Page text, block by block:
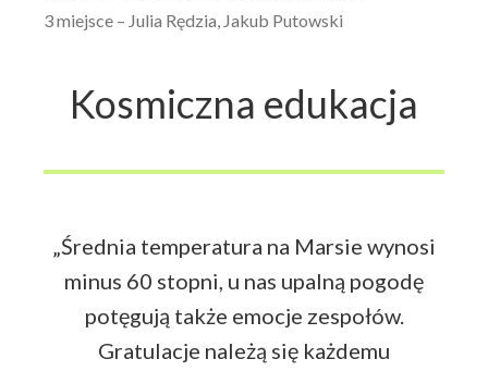
3 miejsce – Julia Rędzia, Jakub Putowski
Kosmiczna edukacja
„Średnia temperatura na Marsie wynosi
minus 60 stopni, u nas upalną pogodę
potęgują także emocje zespołów.
Gratulacje należą się każdemu